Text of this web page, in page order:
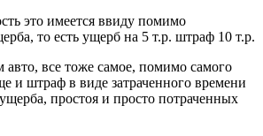
это имеется ввиду помимо
то есть ущерб на 5 т.р. штраф 10 т.р.
все тоже самое, помимо самого
и штраф в виде затраченного времени
простоя и просто потраченных